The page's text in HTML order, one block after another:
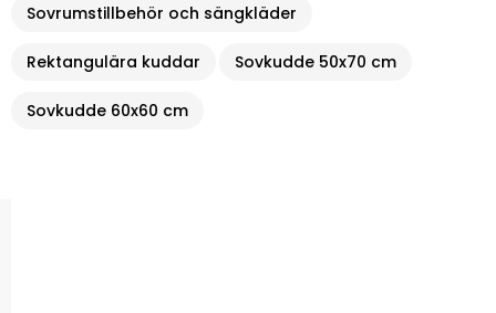
Sovrumstillbehör och sängkläder
Rektangulära kuddar Sovkudde 50x70 cm
Sovkudde 60x60 cm